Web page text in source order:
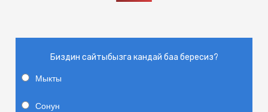
Биздин сайтыбызга кандай баа бересиз?
Мыкты
Сонун